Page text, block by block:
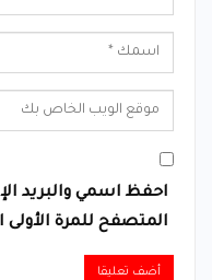
احفظ اسمي والبريد
المتصفح للمرة الأولى